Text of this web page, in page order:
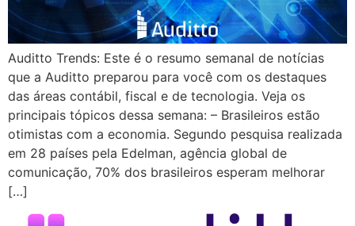
Auditto Trends: Este é o resumo semanal de notícias
que a Auditto preparou para você com os destaques
das áreas contábil, fiscal e de tecnologia. Veja os
principais tópicos dessa semana: – Brasileiros estão
otimistas com a economia. Segundo pesquisa realizada
em 28 países pela Edelman, agência global de
comunicação, 70% dos brasileiros esperam melhorar
[…]